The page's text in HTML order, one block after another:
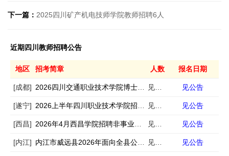
下一篇： 2025四川矿产机电技师学院教师招聘6人
近期四川教师招聘公告
地区 招考简章 人数 报名日期
[成都] 2026四川交通职业技术学院博士人才引进32人 见公告 见公告
[遂宁] 2026上半年四川职业技术学院招聘事业编制工作人员30人 见公告 见公告
[西昌] 2026年4月西昌学院招聘非事业编制工作人员18人 见公告 见公告
[内江] 内江市威远县2026年面向全县公开考调城区学校教师69名公告 见公告 见公告